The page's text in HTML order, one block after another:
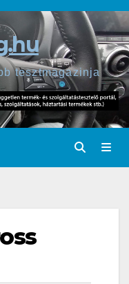
tesztmagazinja